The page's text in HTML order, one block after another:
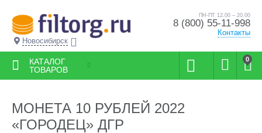
Новосибирск
ПН-ПТ 12.00 – 20.00
8 (800) 55-11-998
Контакты
0
КАТАЛОГ
ТОВАРОВ
МОНЕТА 10 РУБЛЕЙ 2022
«ГОРОДЕЦ» ДГР